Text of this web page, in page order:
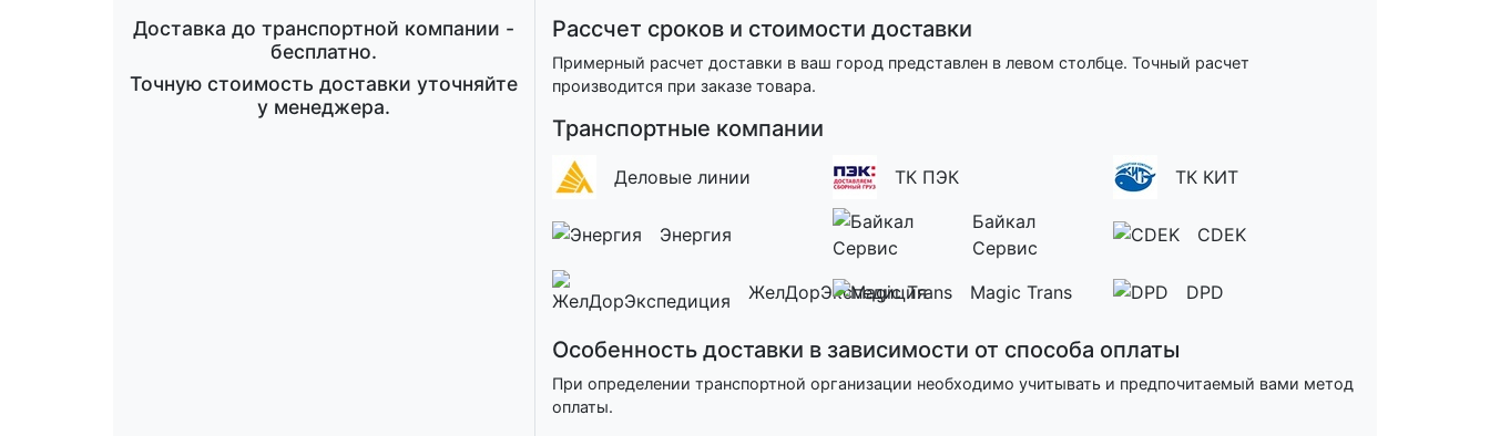
Доставка до транспортной компании -
бесплатно.
Точную стоимость доставки уточняйте
у менеджера.
Рассчет сроков и стоимости доставки
Примерный расчет доставки в ваш город представлен в левом столбце. Точный расчет
производится при заказе товара.
Транспортные компании
Деловые линии ТК ПЭК ТК КИТ
Энергия
Байкал
Сервис
CDEK
ЖелДорЭкспедиция Magic Trans DPD
Особенность доставки в зависимости от способа оплаты
При определении транспортной организации необходимо учитывать и предпочитаемый вами метод
оплаты.